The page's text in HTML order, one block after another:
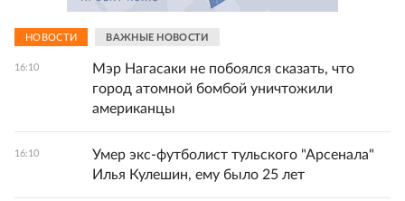
НОВОСТИ ВАЖНЫЕ НОВОСТИ
16:10
Мэр Нагасаки не побоялся сказать, что
город атомной бомбой уничтожили
американцы
16:10
Умер экс-футболист тульского "Арсенала"
Илья Кулешин, ему было 25 лет